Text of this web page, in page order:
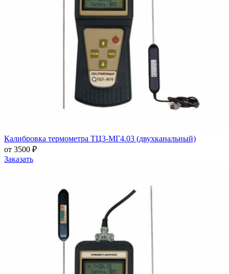
Калибровка термометра ТЦ3-МГ4.03 (двухканальный)
от 3500 ₽
Заказать